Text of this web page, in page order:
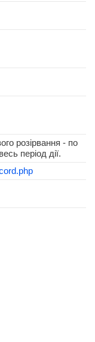
розірвання - по
період дії.